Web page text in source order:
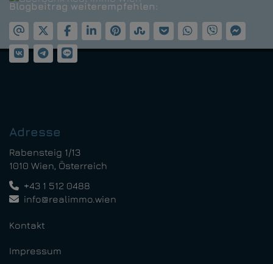
Blogbeitrag weiterempfehlen:
Adresse
Rabensteig 1/13
1010 Wien, Österreich
+43 1 512 0488
info@realimmo.wien
Kontakt
Impressum